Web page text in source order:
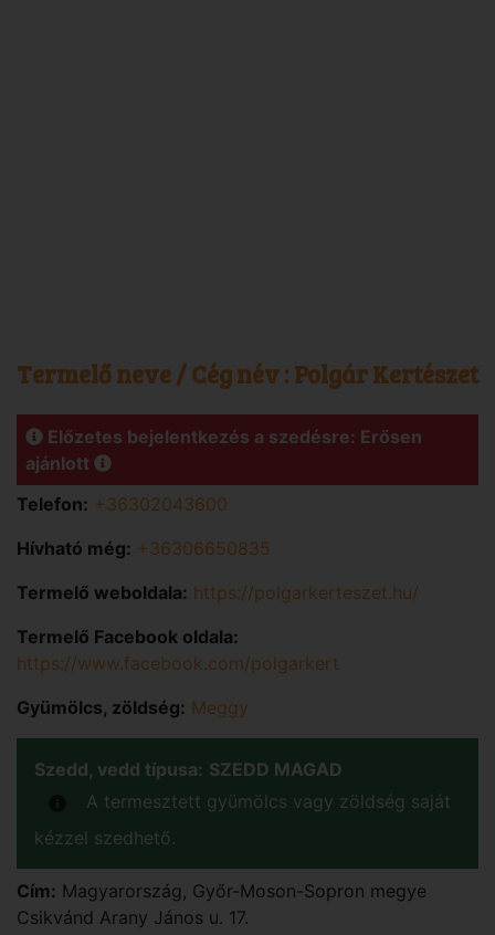
Termelő neve / Cég név : Polgár Kertészet
Előzetes bejelentkezés a szedésre: Erősen
ajánlott
Telefon: +36302043600
Hívható még: +36306650835
Termelő weboldala: https://polgarkerteszet.hu/
Termelő Facebook oldala:
https://www.facebook.com/polgarkert
Gyümölcs, zöldség: Meggy
Szedd, vedd típusa: SZEDD MAGAD
A termesztett gyümölcs vagy zöldség saját
kézzel szedhető.
Cím: Magyarország , Győr-Moson-Sopron megye
Csikvánd Arany János u. 17.